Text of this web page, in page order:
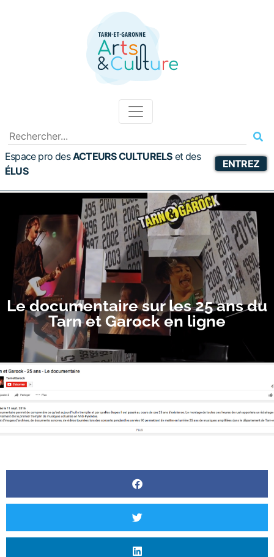
Espace pro desACTEURS CULTURELS etdes
ÉLUS
ENTREZ
Le documentaire sur les 25 ans du
Tarn et Garock en ligne